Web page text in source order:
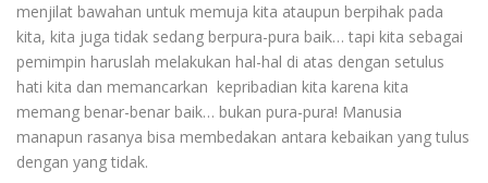
menjilat bawahan untuk memuja kita ataupun berpihak pada
kita, kita juga tidak sedang berpura-pura baik… tapi kita sebagai
pemimpin haruslah melakukan hal-hal di atas dengan setulus
hati kita dan memancarkan kepribadian kita karena kita
memang benar-benar baik… bukan pura-pura! Manusia
manapun rasanya bisa membedakan antara kebaikan yang tulus
dengan yang tidak.